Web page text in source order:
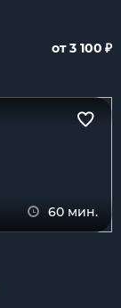
от 3 100 ₽
60 мин.